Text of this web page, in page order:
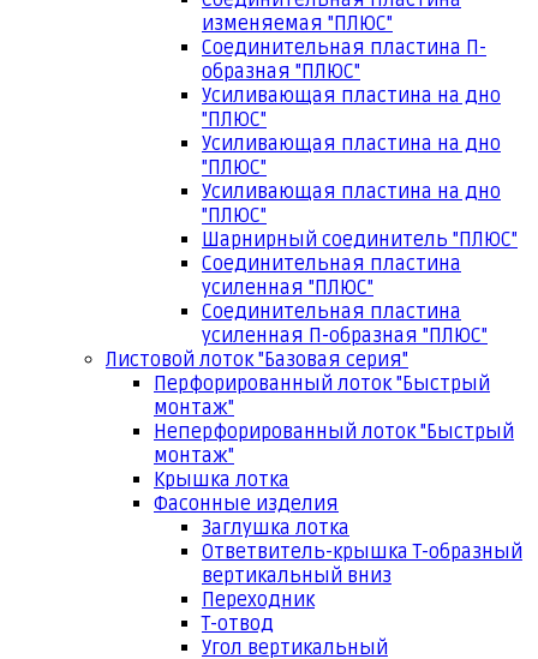
изменяемая "ПЛЮС"
Соединительная пластина П-
образная "ПЛЮС"
Усиливающая пластина на дно
"ПЛЮС"
Усиливающая пластина на дно
"ПЛЮС"
Усиливающая пластина на дно
"ПЛЮС"
Шарнирный соединитель "ПЛЮС"
Соединительная пластина
усиленная "ПЛЮС"
Соединительная пластина
усиленная П-образная "ПЛЮС"
Листовой лоток "Базовая серия"
Перфорированный лоток "Быстрый
монтаж"
Неперфорированный лоток "Быстрый
монтаж"
Крышка лотка
Фасонные изделия
Заглушка лотка
Ответвитель-крышка Т-образный
вертикальный вниз
Переходник
Т-отвод
Угол вертикальный